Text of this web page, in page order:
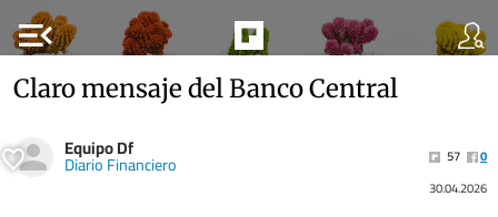
menu_open
Claro mensaje del Banco Central
Equipo Df
Diario Financiero 57
0
30.04.2026